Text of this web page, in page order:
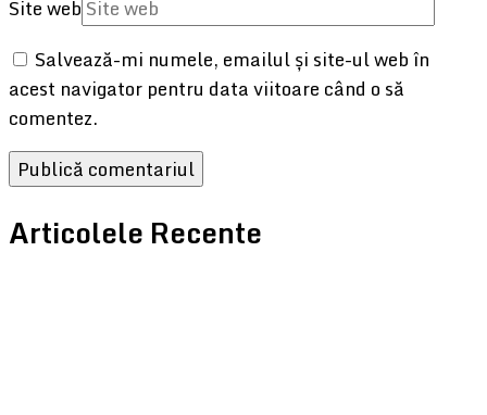
Site web
Salvează-mi numele, emailul și site-ul web în
acest navigator pentru data viitoare când o să
comentez.
Articolele Recente